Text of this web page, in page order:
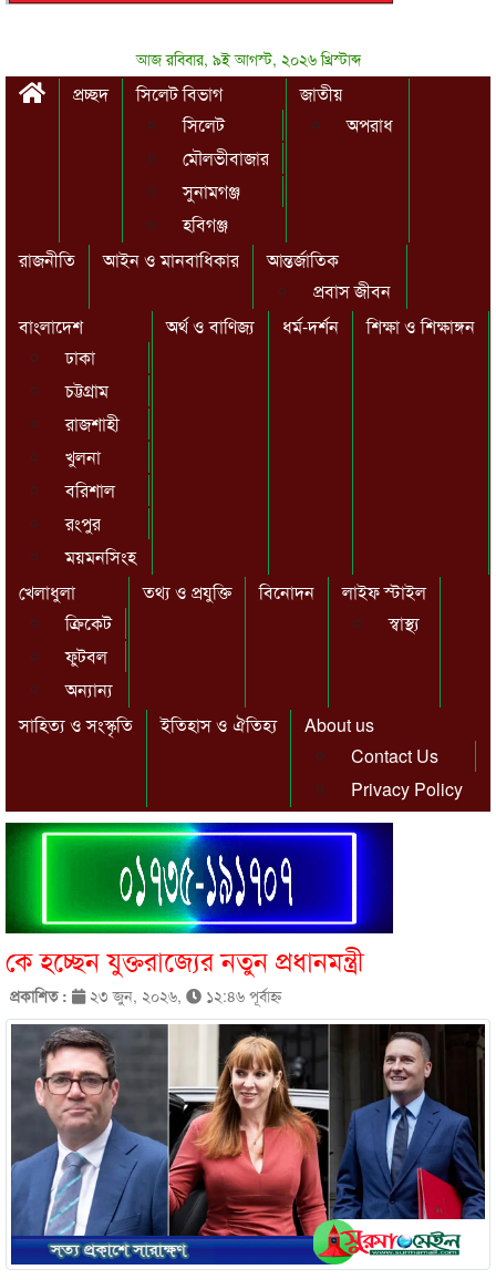
আজ রবিবার, ৯ই আগস্ট, ২০২৬ খ্রিস্টাব্দ
প্রচ্ছদ
সিলেট বিভাগ
সিলেট
মৌলভীবাজার
সুনামগঞ্জ
হবিগঞ্জ
জাতীয়
অপরাধ
রাজনীতি আইন ও মানবাধিকার
আন্তর্জাতিক
প্রবাস জীবন
বাংলাদেশ
ঢাকা
চট্টগ্রাম
রাজশাহী
খুলনা
বরিশাল
রংপুর
ময়মনসিংহ
অর্থ ও বাণিজ্য ধর্ম-দর্শন শিক্ষা ও শিক্ষাঙ্গন
খেলাধুলা
ক্রিকেট
ফুটবল
অন্যান্য
তথ্য ও প্রযুক্তি বিনোদন
লাইফ স্টাইল
স্বাস্থ্য
সাহিত্য ও সংস্কৃতি ইতিহাস ও ঐতিহ্য
About us
Contact Us
Privacy Policy
কে হচ্ছেন যুক্তরাজ্যের নতুন প্রধানমন্ত্রী
প্রকাশিত : ২৩ জুন, ২০২৬, ১২:৪৬ পূর্বাহ্ণ